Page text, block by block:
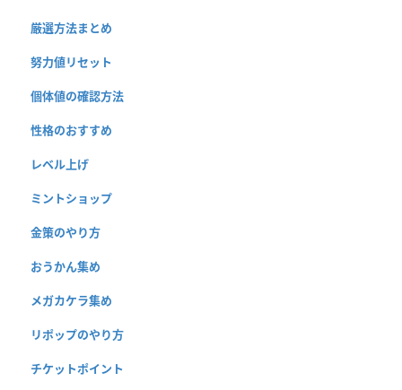
厳選方法まとめ
努力値リセット
個体値の確認方法
性格のおすすめ
レベル上げ
ミントショップ
金策のやり方
おうかん集め
メガカケラ集め
リポップのやり方
チケットポイント